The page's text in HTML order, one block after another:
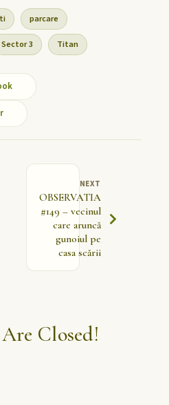
parcare
Sector 3 Titan
NEXT
OBSERVATIA
#149 – vecinul
care aruncă
gunoiul pe
casa scării
Closed!